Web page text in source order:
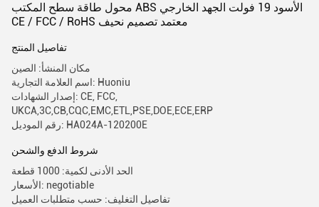
محول طاقة سطح المكتب ABS الأسود 19 فولت الجهد الخارجي
CE / FCC / RoHS معتمد تصميم نحيف
تفاصيل المنتج
مكان المنشأ: الصين
اسم العلامة التجارية: Huoniu
إصدار الشهادات: CE, FCC,
UKCA,3C,CB,CQC,EMC,ETL,PSE,DOE,ECE,ERP
رقم الموديل: HA024A-120200E
شروط الدفع والشحن
الحد الأدنى لكمية: 1000 قطعة
الأسعار: negotiable
تفاصيل التغليف: حسب متطلبات العميل